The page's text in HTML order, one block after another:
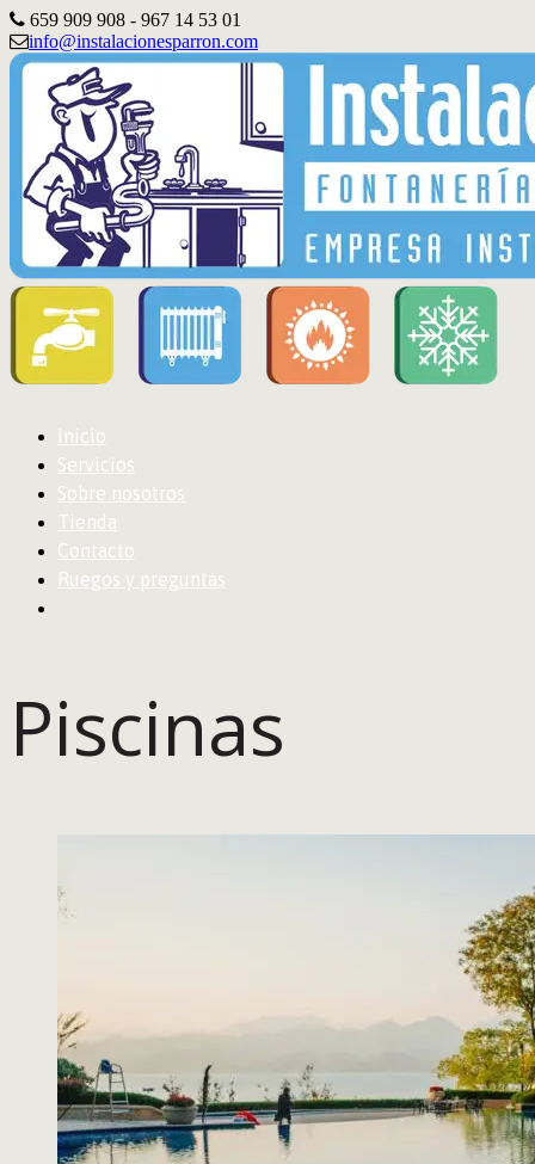
659 909 908 - 967 14 53 01
info@instalacionesparron.com
Inicio
Servicios
Sobre nosotros
Tienda
Contacto
Ruegos y preguntas
Piscinas